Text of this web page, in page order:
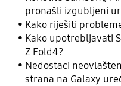
pronašli izgubljeni
Kako riješiti
Kako upotrebljavati
Z Fold4?
Nedostaci
strana na Galaxy